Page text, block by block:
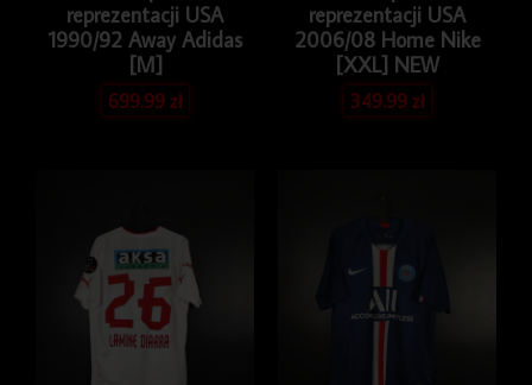
reprezentacji USA
1990/92 Away Adidas
[M]
699.99zł
reprezentacji USA
2006/08 Home Nike
[XXL] NEW
349.99zł